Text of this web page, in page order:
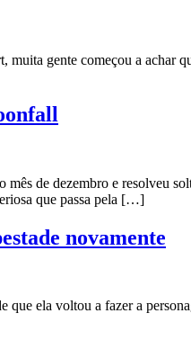
gente começou a achar
de dezembro e resolveu
que passa pela […]
novamente
ela voltou a fazer a